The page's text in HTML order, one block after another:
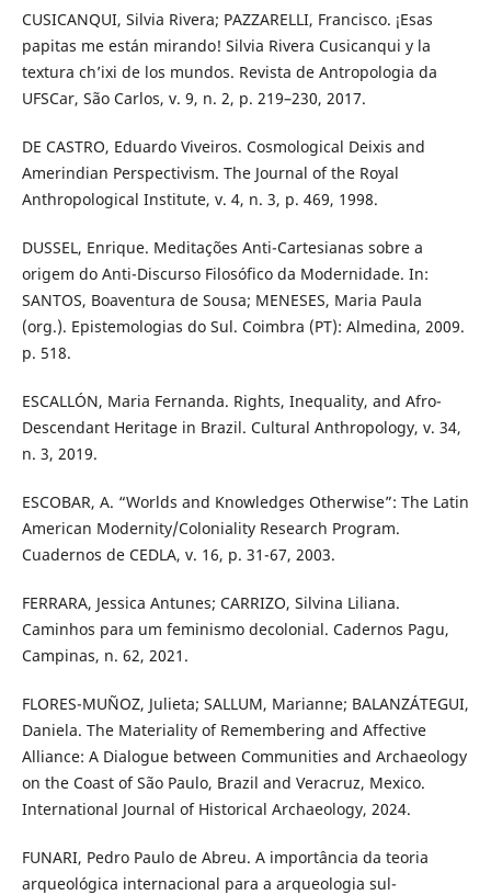
CUSICANQUI, Silvia Rivera; PAZZARELLI, Francisco. ¡Esas
papitas me están mirando! Silvia Rivera Cusicanqui y la
textura ch’ixi de los mundos. Revista de Antropologia da
UFSCar, São Carlos, v. 9, n. 2, p. 219–230, 2017.
DE CASTRO, Eduardo Viveiros. Cosmological Deixis and
Amerindian Perspectivism. The Journal of the Royal
Anthropological Institute, v. 4, n. 3, p. 469, 1998.
DUSSEL, Enrique. Meditações Anti-Cartesianas sobre a
origem do Anti-Discurso Filosófico da Modernidade. In:
SANTOS, Boaventura de Sousa; MENESES, Maria Paula
(org.). Epistemologias do Sul. Coimbra (PT): Almedina, 2009.
p. 518.
ESCALLÓN, Maria Fernanda. Rights, Inequality, and Afro-
Descendant Heritage in Brazil. Cultural Anthropology, v. 34,
n. 3, 2019.
ESCOBAR, A. “Worlds and Knowledges Otherwise”: The Latin
American Modernity/Coloniality Research Program.
Cuadernos de CEDLA, v. 16, p. 31-67, 2003.
FERRARA, Jessica Antunes; CARRIZO, Silvina Liliana.
Caminhos para um feminismo decolonial. Cadernos Pagu,
Campinas, n. 62, 2021.
FLORES-MUÑOZ, Julieta; SALLUM, Marianne; BALANZÁTEGUI,
Daniela. The Materiality of Remembering and Affective
Alliance: A Dialogue between Communities and Archaeology
on the Coast of São Paulo, Brazil and Veracruz, Mexico.
International Journal of Historical Archaeology, 2024.
FUNARI, Pedro Paulo de Abreu. A importância da teoria
arqueológica internacional para a arqueologia sul-